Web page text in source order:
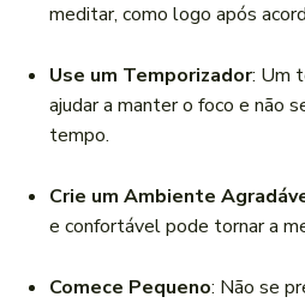
meditar, como logo após
Use um Temporizador: Um
ajudar a manter o foco e não
tempo.
Crie um Ambiente
e confortável pode tornar a
Comece Pequeno: Não se